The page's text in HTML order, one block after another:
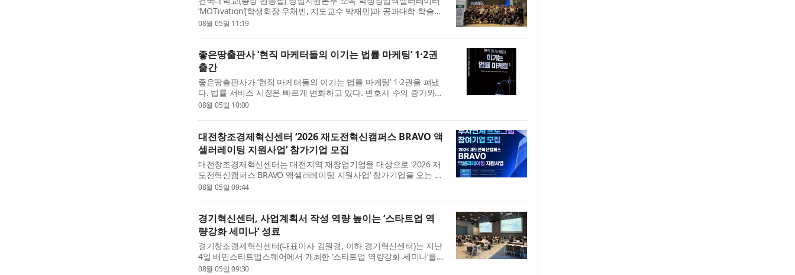
‘MOTivation’(학생회장 우채빈, 지도교수 박재민)과 공과대학 학술동
아리 ‘부트사차원’(학생회장 김용진, 지도교수 김원준), 창업지원본부
08월 05일 11:19
좋은땅출판사 ‘현직 마케터들의 이기는 법률 마케팅’ 1·2권
출간
좋은땅출판사가 ‘현직 마케터들의 이기는 법률 마케팅’ 1·2권을 펴냈
다. 법률 서비스 시장은 빠르게 변화하고 있다. 변호사 수의 증가와
온라인 플랫폼의 고도화, AI 기반 검색 환경의 확산은 로펌과 변호사
08월 05일 10:00
대전창조경제혁신센터 ‘2026 재도전혁신캠퍼스 BRAVO 액
셀러레이팅 지원사업’ 참가기업 모집
대전창조경제혁신센터는 대전지역 재창업기업을 대상으로 ‘2026 재
도전혁신캠퍼스 BRAVO 액셀러레이팅 지원사업’ 참가기업을 오는 8
월 13일까지 모집한다고 밝혔다. 이번 사업은 대전지역 재창업기업
08월 05일 09:44
경기혁신센터, 사업계획서 작성 역량 높이는 ‘스타트업 역
량강화 세미나’ 성료
경기창조경제혁신센터(대표이사 김원경, 이하 경기혁신센터)는 지난
4일 배민스타트업스퀘어에서 개최한 ‘스타트업 역량강화 세미나’를
성황리에 마무리했다고 밝혔다. 이번 세미나는 예비·초기 창업자의
08월 05일 09:30